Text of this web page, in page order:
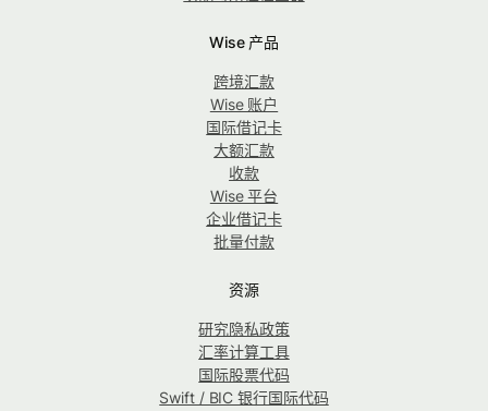
Wise 产品
跨境汇款
Wise 账户
国际借记卡
大额汇款
收款
Wise 平台
企业借记卡
批量付款
资源
研究隐私政策
汇率计算工具
国际股票代码
Swift / BIC 银行国际代码